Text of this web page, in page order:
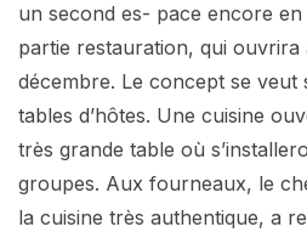
un second es- pace encore en
partie restauration, qui ouvrira
décembre. Le concept se veut
tables d’hôtes. Une cuisine
très grande table où
groupes. Aux fourneaux, le
la cuisine très authentique, a